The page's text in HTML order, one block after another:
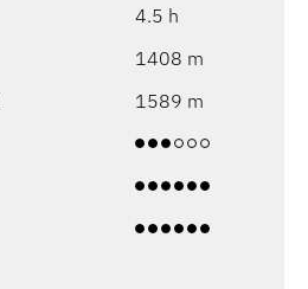
4.5 h
1408 m
1589 m